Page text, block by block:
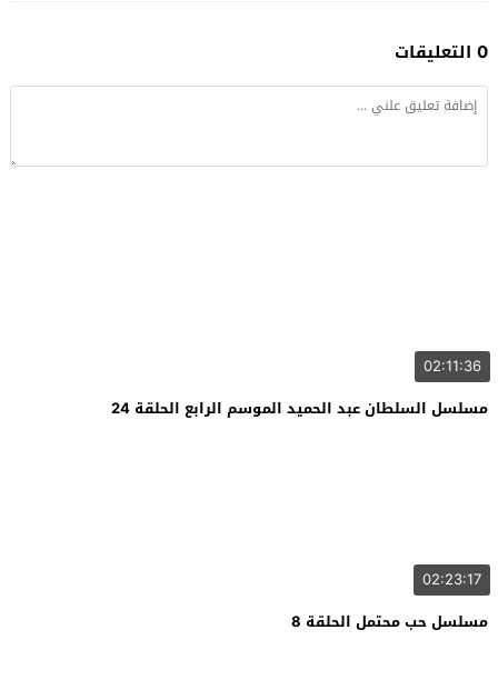
0 التعليقات
02:11:36
مسلسل السلطان عبد الحميد الموسم الرابع الحلقة 24
02:23:17
مسلسل حب محتمل الحلقة 8